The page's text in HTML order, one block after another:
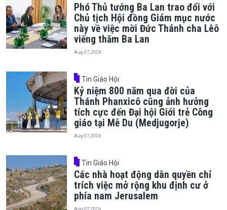
Phó Thủ tướng Ba Lan trao đổi với
Chủ tịch Hội đồng Giám mục nước
này về việc mời Đức Thánh cha Lêô
viếng thăm Ba Lan
Aug 07, 2026
Tin Giáo Hội
Kỷ niệm 800 năm qua đời của
Thánh Phanxicô cũng ảnh hưởng
tích cực đến Đại hội Giới trẻ Công
giáo tại Mễ Du (Medjugorje)
Aug 07, 2026
Tin Giáo Hội
Các nhà hoạt động dân quyền chỉ
trích việc mở rộng khu định cư ở
phía nam Jerusalem
Aug 07, 2026